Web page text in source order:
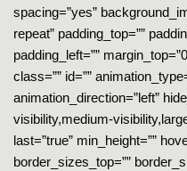
spacing=”yes”
repeat” padding_top=””
padding_left=””
class=”” id=””
animation_direction=”left”
visibility,medium-
last=”true” min_height=””
border_sizes_top=””